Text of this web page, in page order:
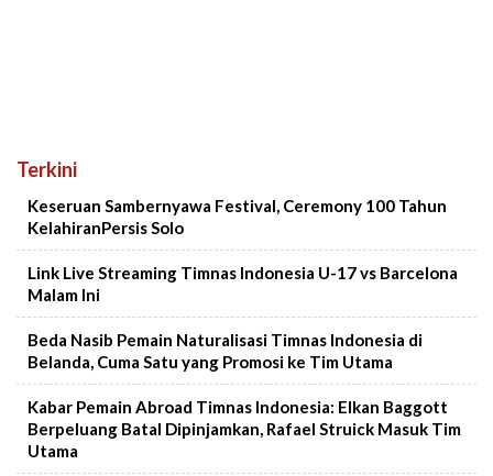
Terkini
Keseruan Sambernyawa Festival, Ceremony 100 Tahun
KelahiranPersis Solo
Link Live Streaming Timnas Indonesia U-17 vs Barcelona
Malam Ini
Beda Nasib Pemain Naturalisasi Timnas Indonesia di
Belanda, Cuma Satu yang Promosi ke Tim Utama
Kabar Pemain Abroad Timnas Indonesia: Elkan Baggott
Berpeluang Batal Dipinjamkan, Rafael Struick Masuk Tim
Utama